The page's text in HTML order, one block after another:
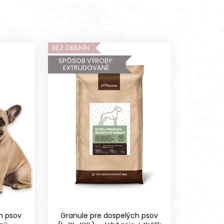
psov
BEZ OBILNÍN
SPÔSOB VÝROBY:
EXTRUDOVANÉ
Granule pre dospelých psov